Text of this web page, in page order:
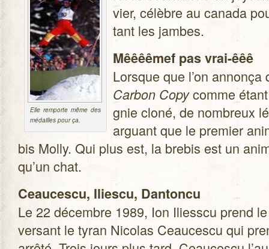
Elle rem­porte même des
médailles pour ça.
vier, célèbre au canada
tant les jambes.
Mêêêê­mef pas vrai-êêê
Lorsque que l’on
Car­bon Copycomme
gnie cloné, de nom­breux
arguant que le pre­mier
bis Molly. Qui plus est, la bre­bis est un
qu’un chat.
Ceau­cescu, Iliescu, Dan­toncu
Le 22 décembre 1989, Ion Iliesscu prend
ver­sant le tyran Nico­las Ceau­cescu qui